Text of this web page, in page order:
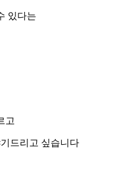
있다는
고
드리고 싶습니다